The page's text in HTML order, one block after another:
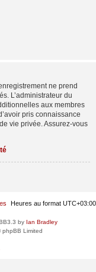
ne prend
L’administrateur du
aux membres
pris connaissance
vie privée. Assurez-vous
Heures au format UTC+03:00
by Ian Bradley
Limited